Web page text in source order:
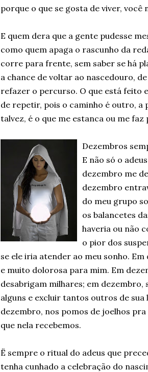
porque o que se gosta de viver, você
E quem dera que a gente pudesse
como quem apaga o rascunho da
corre para frente, sem saber se há
a chance de voltar ao nascedouro,
refazer o percurso. O que está feito
de repetir, pois o caminho é outro, a
talvez, é o que me estanca ou me
Dezembros
E não só o
dezembro me
dezembro
do meu grupo
os balancetes
haveria ou não
o pior dos
se ele iria atender ao meu sonho.
e muito dolorosa para mim. Em
desabrigam milhares; em
alguns e excluir tantos outros de
dezembro, nos pomos de joelhos
que nela recebemos.
Ë sempre o ritual do adeus que
tenha cunhado a celebração do